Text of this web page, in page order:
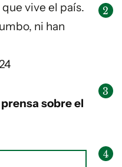
vive el país.
ni han
sobre el